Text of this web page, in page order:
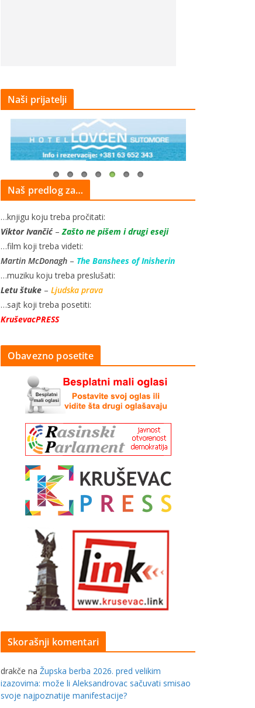
Naši prijatelji
Naš predlog za…
…knjigu koju treba pročitati:
Viktor Ivančić– Zašto ne pišem i drugi eseji
…film koji treba videti:
Martin McDonagh – The Banshees of Inisherin
…muziku koju treba preslušati:
Letu štuke – Ljudska prava
…sajt koji treba posetiti:
KruševacPRESS
Obavezno posetite
Skorašnji komentari
drakče na Župska berba 2026. pred velikim
izazovima: može li Aleksandrovac sačuvati smisao
svoje najpoznatije manifestacije?